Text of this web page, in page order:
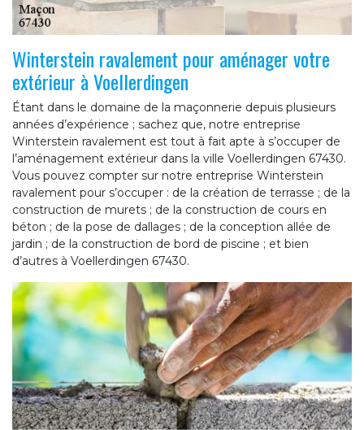
Winterstein ravalement pour aménager votre
extérieur à Voellerdingen
Étant dans le domaine de la maçonnerie depuis plusieurs
années d’expérience ; sachez que, notre entreprise
Winterstein ravalement est tout à fait apte à s’occuper de
l’aménagement extérieur dans la ville Voellerdingen 67430.
Vous pouvez compter sur notre entreprise Winterstein
ravalement pour s’occuper : de la création de terrasse ; de la
construction de murets ; de la construction de cours en
béton ; de la pose de dallages ; de la conception allée de
jardin ; de la construction de bord de piscine ; et bien
d’autres à Voellerdingen 67430.